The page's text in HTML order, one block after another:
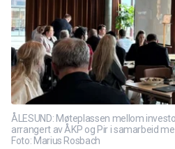
ÅLESUND: Møteplassen mellom
arrangert av ÅKP og Pir i samarbeid
Foto: Marius Rosbach